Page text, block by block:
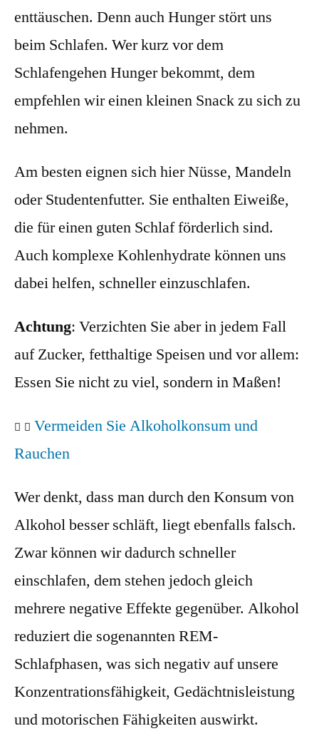
enttäuschen. Denn auch Hunger stört uns
beim Schlafen. Wer kurz vor dem
Schlafengehen Hunger bekommt, dem
empfehlen wir einen kleinen Snack zu sich zu
nehmen.
Am besteneignen sich hier Nüsse, Mandeln
oder Studentenfutter. Sie enthalten Eiweiße,
die für einen guten Schlaf förderlich sind.
Auch komplexe Kohlenhydrate können uns
dabeihelfen, schnellereinzuschlafen.
Achtung: Verzichten Sie aber in jedem Fall
auf Zucker, fetthaltige Speisen und vor allem:
Essen Sie nicht zu viel, sondern in Maßen!
Vermeiden Sie Alkoholkonsum und
Rauchen
Wer denkt, dass man durch den Konsum von
Alkohol besser schläft, liegt ebenfalls falsch.
Zwar können wir dadurch schneller
einschlafen, dem stehen jedoch gleich
mehrere negative Effekte gegenüber. Alkohol
reduziert die sogenannten REM-
Schlafphasen, was sich negativ auf unsere
Konzentrationsfähigkeit, Gedächtnisleistung
und motorischen Fähigkeiten auswirkt.